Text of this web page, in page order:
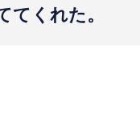
くれた。